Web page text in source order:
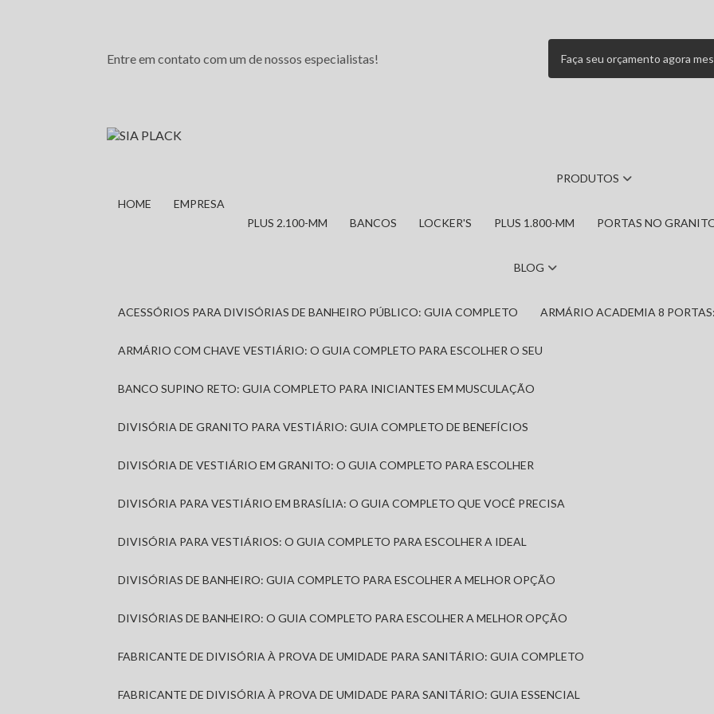
Entre em contato com um de nossos especialistas! Faça seu orçamento agora
HOME EMPRESA
PRODUTOS
PLUS 2.100-MM BANCOS LOCKER'S PLUS 1.800-MM PORTAS NO
BLOG
ACESSÓRIOS PARA DIVISÓRIAS DE BANHEIRO PÚBLICO: GUIA COMPLETO ARMÁRIO ACADEMIA 8
ARMÁRIO COM CHAVE VESTIÁRIO: O GUIA COMPLETO PARA ESCOLHER O SEU
BANCO SUPINO RETO: GUIA COMPLETO PARA INICIANTES EM MUSCULAÇÃO
DIVISÓRIA DE GRANITO PARA VESTIÁRIO: GUIA COMPLETO DE BENEFÍCIOS
DIVISÓRIA DE VESTIÁRIO EM GRANITO: O GUIA COMPLETO PARA ESCOLHER
DIVISÓRIA PARA VESTIÁRIO EM BRASÍLIA: O GUIA COMPLETO QUE VOCÊ PRECISA
DIVISÓRIA PARA VESTIÁRIOS: O GUIA COMPLETO PARA ESCOLHER A IDEAL
DIVISÓRIAS DE BANHEIRO: GUIA COMPLETO PARA ESCOLHER A MELHOR OPÇÃO
DIVISÓRIAS DE BANHEIRO: O GUIA COMPLETO PARA ESCOLHER A MELHOR OPÇÃO
FABRICANTE DE DIVISÓRIA À PROVA DE UMIDADE PARA SANITÁRIO: GUIA COMPLETO
FABRICANTE DE DIVISÓRIA À PROVA DE UMIDADE PARA SANITÁRIO: GUIA ESSENCIAL